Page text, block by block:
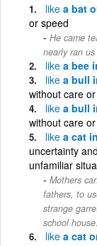
like a bat
or speed
He came
nearly ran us
like a bee
like a bull
without care
like a bull
without care
like a cat
uncertainty
unfamiliar
Mothers
fathers, to
strange
school house.
like a cat